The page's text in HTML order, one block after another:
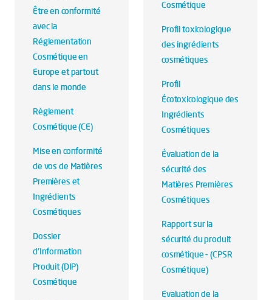
Être en conformité
avec la
Réglementation
Cosmétique en
Europe et partout
dans le monde
Règlement
Cosmétique (CE)
Mise en conformité
de vos de Matières
Premières et
Ingrédients
Cosmétiques
Dossier
d'Information
Produit (DIP)
Cosmétique
Cosmétique
Profil toxicologique
des ingrédients
cosmétiques
Profil
Écotoxicologique des
Ingrédients
Cosmétiques
Évaluation de la
sécurité des
Matières Premières
Cosmétiques
Rapport sur la
sécurité du produit
cosmétique - (CPSR
Cosmétique)
Evaluation de la